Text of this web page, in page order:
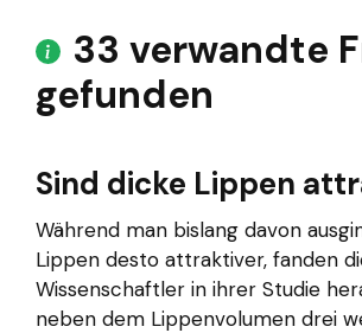
33 verwandte
gefunden
Sind dicke Lippen
Während man bislang davon
Lippen desto attraktiver, fanden
Wissenschaftler in ihrer Studie
neben dem Lippenvolumen drei